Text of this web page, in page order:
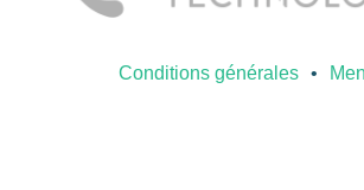
Conditions générales